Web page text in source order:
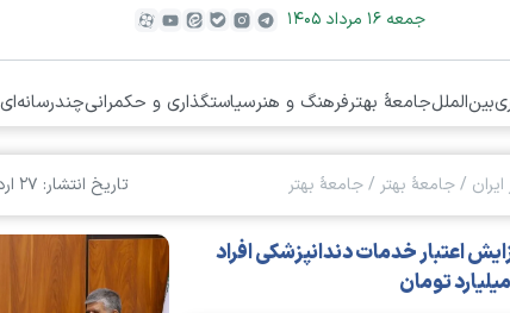
جمعه ۱۶ مرداد ۱۴۰۵
بین‌المللجامعۀ بهترفرهنگ و هنرسیاستگذاری و حکمرانیچندرسانه‌ای
/جامعۀ بهتر /جامعۀ بهتر تاریخ انتشار: ۲۷ ارديبهشت ۱۴۰۵
اعتبار خدمات دندانپزشکی افراد